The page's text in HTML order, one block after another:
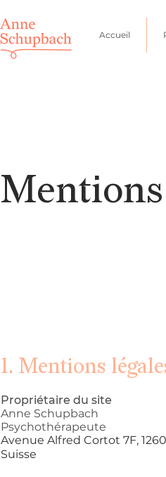
Accueil
1. Mentions
Propriétaire du site
Anne Schupbach
Psychothérapeute
Avenue Alfred Cortot 7F,
Suisse